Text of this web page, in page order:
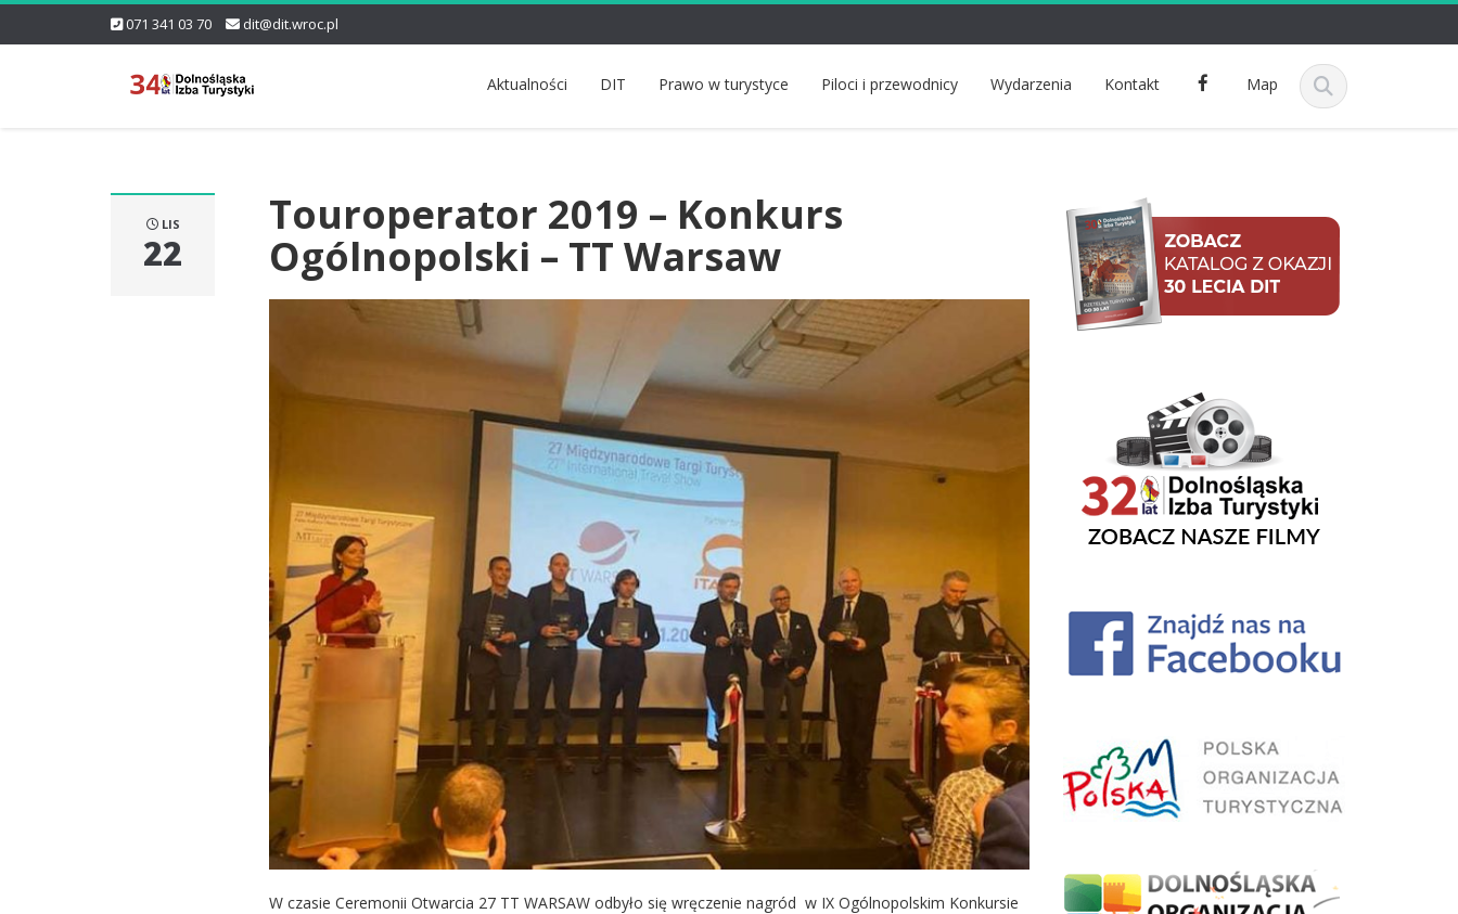
071 341 03 70 dit@dit.wroc.pl
Aktualności DIT Prawo w turystyce Piloci i przewodnicy Wydarzenia Kontakt
k
Map
LIS
22
Touroperator 2019 – Konkurs
Ogólnopolski – TT Warsaw
W czasie Ceremonii Otwarcia 27 TT WARSAW odbyło się wręczenie nagród w IX Ogólnopolskim Konkursie